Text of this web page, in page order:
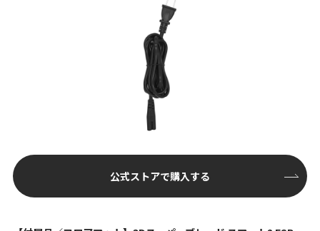
公式ストアで購入する